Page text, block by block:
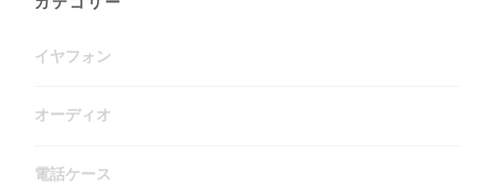
イヤフォン
オーディオ
電話ケース